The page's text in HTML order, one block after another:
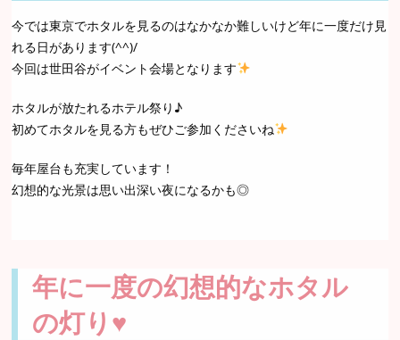
今では東京でホタルを見るのはなかなか難しいけど年に一度だけ見
れる日があります(^^)/
今回は世田谷がイベント会場となります
ホタルが放たれるホテル祭り♪
初めてホタルを見る方もぜひご参加くださいね
毎年屋台も充実しています！
幻想的な光景は思い出深い夜になるかも◎
年に一度の幻想的なホタル
の灯り♥